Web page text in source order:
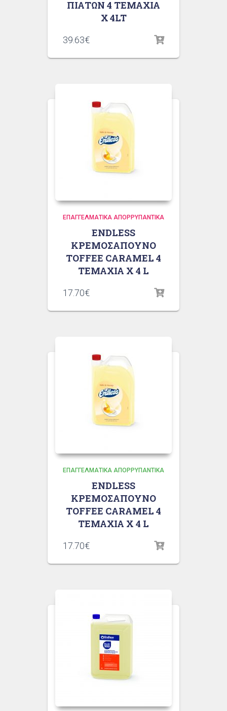
ΠΙΑΤΩΝ 4 ΤΕΜΑΧΙΑ
Χ 4LT
39.63€
ΕΠΑΓΓΕΛΜΑΤΙΚΆ ΑΠΟΡΡΥΠΑΝΤΙΚΆ
ENDLESS
ΚΡΕΜΟΣΑΠΟΥΝΟ
TOFFEE CARAMEL 4
ΤΕΜΑΧΙΑ X 4 L
17.70€
ΕΠΑΓΓΕΛΜΑΤΙΚΆ ΑΠΟΡΡΥΠΑΝΤΙΚΆ
ENDLESS
ΚΡΕΜΟΣΑΠΟΥΝΟ
TOFFEE CARAMEL 4
ΤΕΜΑΧΙΑ X 4 L
17.70€